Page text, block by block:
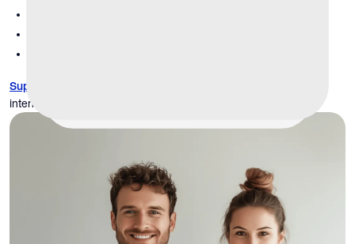
Supervisión clínica
intencional y no automático.